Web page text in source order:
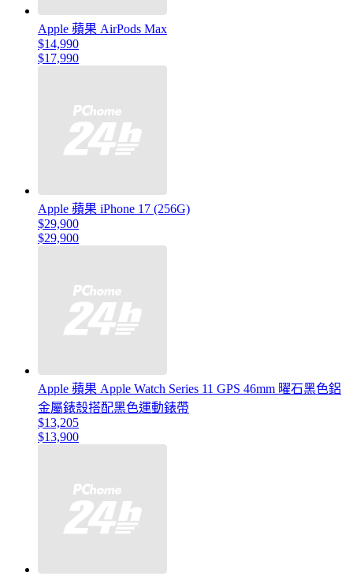
Apple 蘋果 AirPods Max
$14,990
$17,990
Apple 蘋果 iPhone 17 (256G)
$29,900
$29,900
Apple 蘋果 Apple Watch Series 11 GPS 46mm 曜石黑色鋁
金屬錶殼搭配黑色運動錶帶
$13,205
$13,900